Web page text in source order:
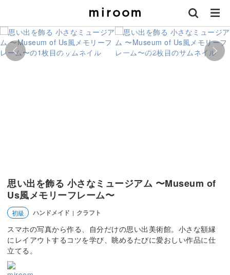
思い出を飾る 小さなミュージアム 〜Museum of
Us風メモリーフレーム〜
初級 ハンドメイド | クラフト
スマホの写真から作る、自分だけの思い出美術館。小さな額縁
にレイアウトするコツを学び、眺めるたびに愛おしい作品に仕
立てる。